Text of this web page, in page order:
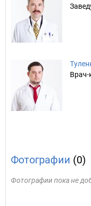
Врач-
Фотографии (0)
Фотографии пока не